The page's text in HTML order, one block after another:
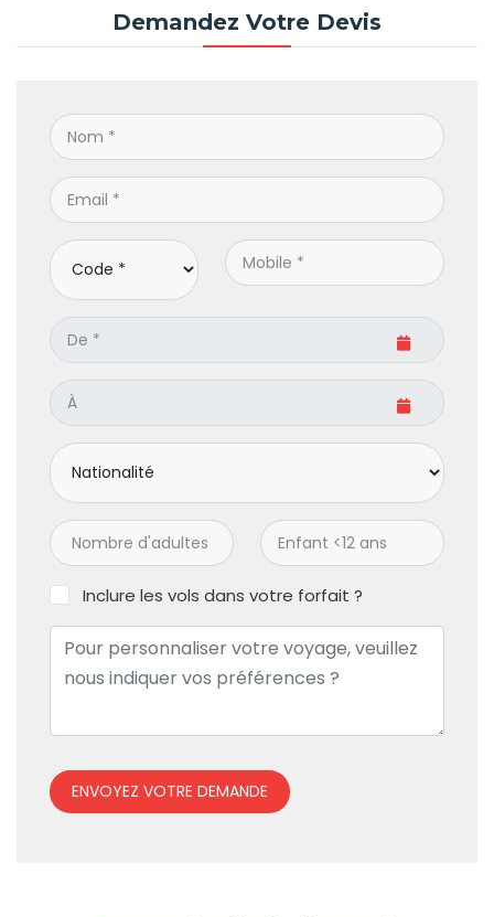
Demandez Votre Devis
Inclure les vols dans votre forfait ?
ENVOYEZ VOTRE DEMANDE